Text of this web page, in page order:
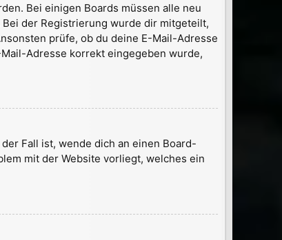
Bei einigen Boards müssen alle neu
der Registrierung wurde dir mitgeteilt,
prüfe, ob du deine E-Mail-Adresse
Adresse korrekt eingegeben wurde,
Fall ist, wende dich an einen Board-
mit der Website vorliegt, welches ein